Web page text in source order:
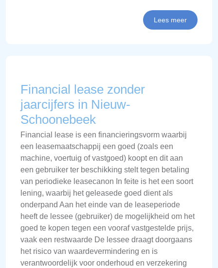
Lees meer
Financial lease zonder
jaarcijfers in Nieuw-
Schoonebeek
Financial lease is een financieringsvorm waarbij
een leasemaatschappij een goed (zoals een
machine, voertuig of vastgoed) koopt en dit aan
een gebruiker ter beschikking stelt tegen betaling
van periodieke leasecanon In feite is het een soort
lening, waarbij het geleasede goed dient als
onderpand Aan het einde van de leaseperiode
heeft de lessee (gebruiker) de mogelijkheid om het
goed te kopen tegen een vooraf vastgestelde prijs,
vaak een restwaarde De lessee draagt doorgaans
het risico van waardevermindering en is
verantwoordelijk voor onderhoud en verzekering